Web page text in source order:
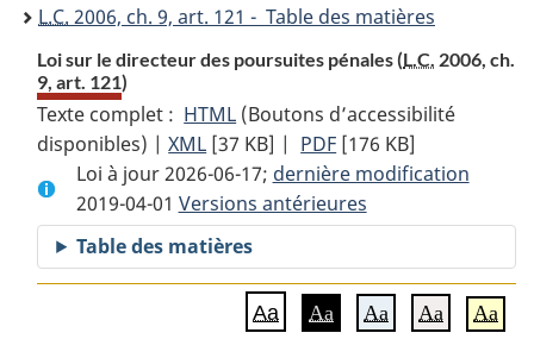
L.C. 2006, ch. 9, art. 121 - Table des matières
Loi sur le directeur des poursuites pénales (L.C. 2006, ch.
9, art. 121)
Texte complet : HTML Texte
complet
:
Loi
sur
le
directeur
des
(Boutons d’accessibilité
disponibles) |XML Texte
complet
:
Loi
sur
le
directeur
[37 KB] | PDF Texte
complet
:
Loi
sur
le
directeur
[176 KB]
Loi à jour 2026-06-17; dernière modification
2019-04-01 Versions antérieures
Table des matières
Aa Aa Aa Aa Aa